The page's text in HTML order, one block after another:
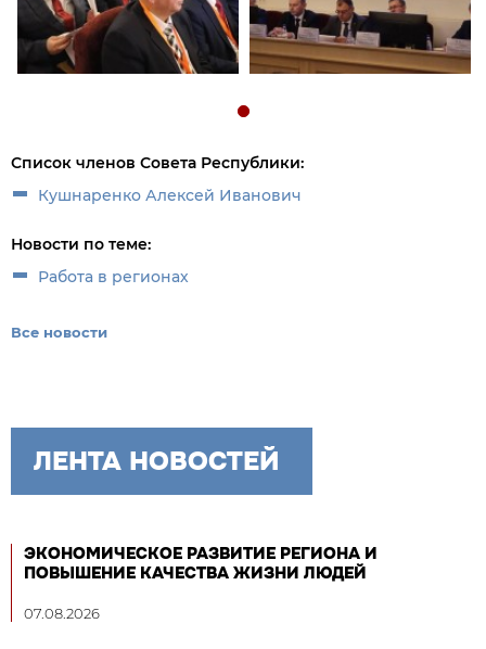
Список членов Совета Республики:
Кушнаренко Алексей Иванович
Новости по теме:
Работа в регионах
Все новости
ЛЕНТА НОВОСТЕЙ
ЭКОНОМИЧЕСКОЕ РАЗВИТИЕ РЕГИОНА И
ПОВЫШЕНИЕ КАЧЕСТВА ЖИЗНИ ЛЮДЕЙ
07.08.2026